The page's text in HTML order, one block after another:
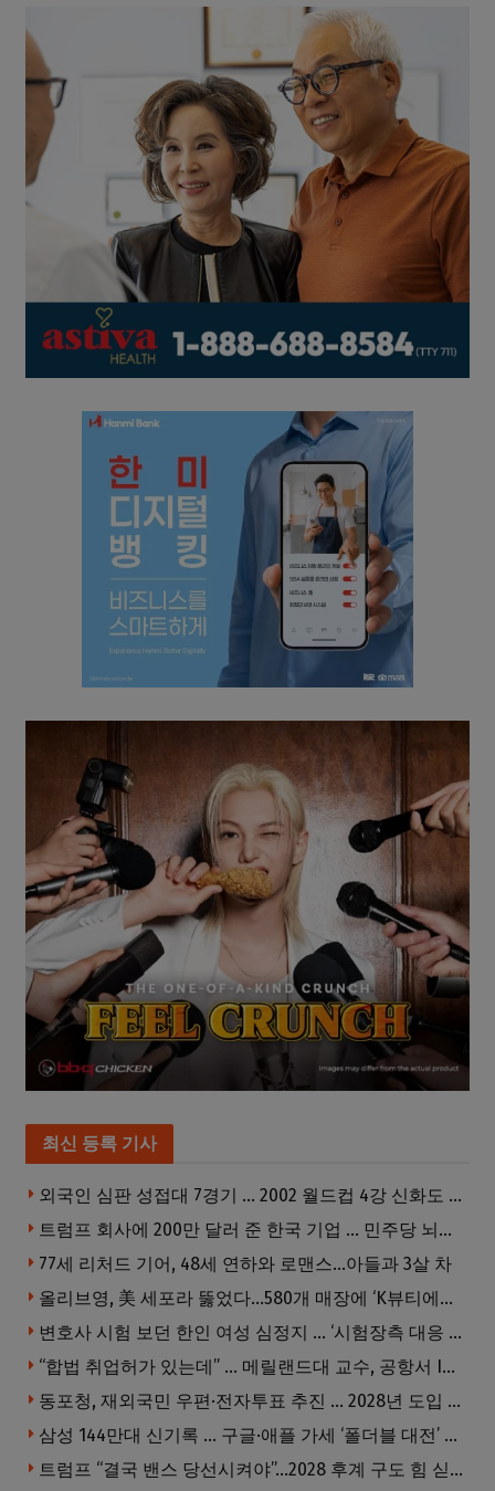
최신 등록 기사
외국인 심판 성접대 7경기 … 2002 월드컵 4강 신화도 흔들
트럼프 회사에 200만 달러 준 한국 기업 … 민주당 뇌물의혹 조사
77세 리처드 기어, 48세 연하와 로맨스…아들과 3살 차
올리브영, 美 세포라 뚫었다…580개 매장에 ‘K뷰티에딧’ 론칭
변호사 시험 보던 한인 여성 심정지 … ‘시험장측 대응 부적절’ 소송
“합법 취업허가 있는데” … 메릴랜드대 교수, 공항서 ICE에 체포, 구금 중
동포청, 재외국민 우편·전자투표 추진 … 2028년 도입 목표
삼성 144만대 신기록 … 구글·애플 가세 ‘폴더블 대전’ 열린다
트럼프 “결국 밴스 당선시켜야”…2028 후계 구도 힘 싣나